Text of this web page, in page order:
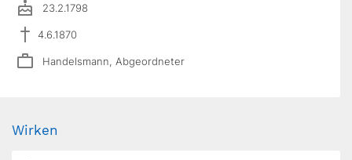
23.2.1798
4.6.1870
Handelsmann, Abgeordneter
Wirken